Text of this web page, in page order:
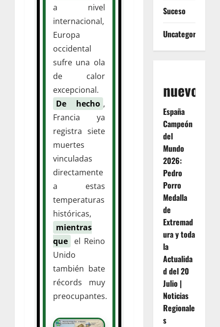
a nivel
internacional,
Europa
occidental
sufre una ola
de calor
excepcional.
De hecho ,
Francia ya
registra siete
muertes
vinculadas
directamente
a estas
temperaturas
históricas,
mientras
que
el Reino
Unido
también bate
récords muy
preocupantes.
Suceso
Uncategorized
nuevos
España
Campeón
del
Mundo
2026:
Pedro
Porro
Medalla
de
Extremad
ura y toda
la
Actualida
d del 20
Julio |
Noticias
Regionale
s